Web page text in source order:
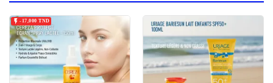
-17,000 TND